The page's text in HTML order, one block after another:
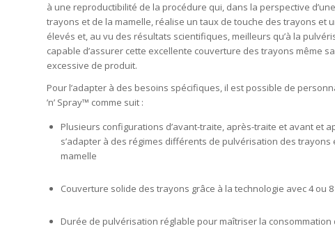
à une reproductibilité de la procédure qui, dans la perspective
trayons et de la mamelle, réalise un taux de touche des trayons et
élevés et, au vu des résultats scientifiques, meilleurs qu’à la
capable d’assurer cette excellente couverture des trayons même
excessive de produit.
Pour l’adapter à des besoins spécifiques, il est possible de
’n’ Spray™ comme suit :
Plusieurs configurations d’avant-traite, après-traite et avant et
s’adapter à des régimes différents de pulvérisation des trayons
mamelle
Couverture solide des trayons grâce à la technologie avec 4 ou
Durée de pulvérisation réglable pour maîtriser la